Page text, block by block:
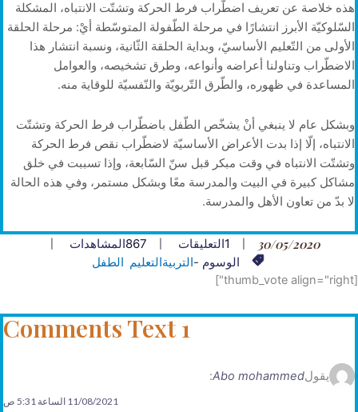
هذه خلاصة عن تعريف اضطّراب فرط الحركة وتشتّت الانتباه، المشكلة
السّلوكيّة الأبرز انتشارًا في مرحلة الطّفولة المتوسّطة أيْ: مرحلة الحلقة
الأولى من التّعليم الأساسيّ، وبداية الحلقة الثّانية، ونسبة انتشار هذا
الاضطّراب وتناولنا أعراضه وأنواعه، وطرق تشخيصه، والعوامل
المساعدة في ظهوره، والطّرق التّربويّة والنّفسيّة للوقاية منه.
وبشكل عام لا ينبغي أنْ يشخّص الطّفل باضطّراب فرط الحركة وتشتّت
الانتباه، إلّا إذا بدت الأعراض الأساسيّة لاضطّراب نقص فرط الحركة
وتشتّت الانتباه في وقت مبكر قبل سنّ السّابعة، وإذا تسببت في خلق
مشاكل كبيرة في البيت والمدرسة معًا وبشكل مستمر، وفي هذه الحالة
لا بدّ من تعاون الأهل والمدرسة.
30/05/2020
1التعليقات 867المشاهدات
الوسوم -التربيةالتعليم الطفل
[thumb_vote align="right"]
1 Comments Text
يقولAbo mohammed
:
11/08/2021 الساعة 5:31 ص